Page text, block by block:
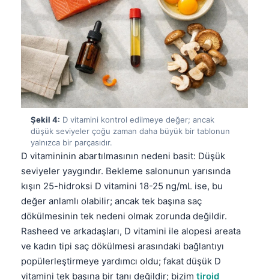
Şekil 4: D vitamini kontrol edilmeye değer; ancak
düşük seviyeler çoğu zaman daha büyük bir tablonun
yalnızca bir parçasıdır.
D vitamininin abartılmasının nedeni basit: Düşük
seviyeler yaygındır. Bekleme salonunun yarısında
kışın 25-hidroksi D vitamini 18-25 ng/mL ise, bu
değer anlamlı olabilir; ancak tek başına saç
dökülmesinin tek nedeni olmak zorunda değildir.
Rasheed ve arkadaşları, D vitamini ile alopesi areata
ve kadın tipi saç dökülmesi arasındaki bağlantıyı
popülerleştirmeye yardımcı oldu; fakat düşük D
vitamini tek başına bir tanı değildir; bizim tiroid